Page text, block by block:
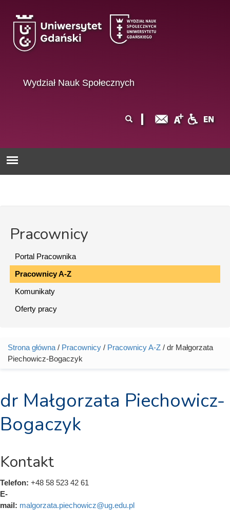
Wydział Nauk Społecznych
wyszukiwania
Pracownicy
Portal Pracownika
Pracownicy A-Z
Komunikaty
Oferty pracy
Jesteś tutaj
Strona główna / Pracownicy / Pracownicy A-Z / dr Małgorzata
Piechowicz-Bogaczyk
dr Małgorzata Piechowicz-
Bogaczyk
Kontakt
Telefon: +48 58 523 42 61
E-
mail: malgorzata.piechowicz@ug.edu.pl